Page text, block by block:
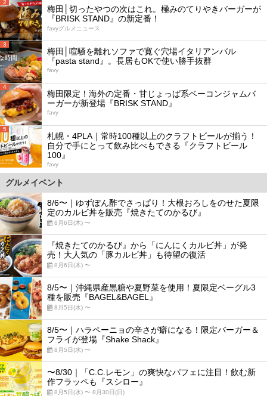
2
梅田│切ったやつの次はこれ。極みのてりやきバーガーが
『BRISK STAND』の新定番！
favyグルメニュース
3
梅田│喧騒を離れソファで寛ぐ穴場イタリアンバル
『pasta stand』。長居もOKで使い勝手抜群
favy
4
梅田限定！海外の定番・甘じょっぱ系ベーコンジャムバ
ーガーが新登場『BRISK STAND』
favy
5
札幌・4PLA｜常時100種以上のクラフトビールが揃う！
自分で手にとって飲み比べもできる『クラフトビール
100』
favy
グルメイベント
8/6〜｜ゆずぽん酢でさっぱり！大根おろしをのせた夏限
定のカルビ丼を販売『焼きたてのかるび』
8月6日(木) 〜
『焼きたてのかるび』から「にんにくカルビ丼」が発
売！大人気の「豚カルビ丼」も待望の復活
8月6日(木) 〜
8/5〜｜沖縄県産黒糖や夏野菜を使用！夏限定ベーグル3
種を販売『BAGEL&BAGEL』
8月5日(水) 〜
8/5〜｜ハラペーニョの辛さが癖になる！限定バーガー＆
フライが登場『Shake Shack』
8月5日(水) 〜
〜8/30｜「C.C.レモン」の爽快なパフェに注目！飲む新
作フラッペも『スシロー』
8月5日(水) 〜 8月30日(日)